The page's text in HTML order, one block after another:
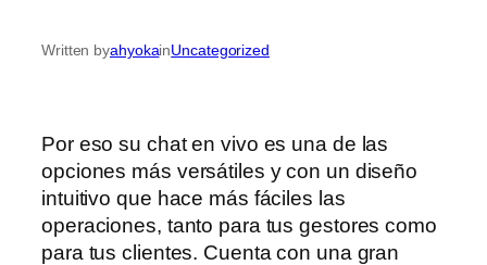
Written byahyokainUncategorized
Por eso su chat en vivo es una de las
opciones más versátiles y con un diseño
intuitivo que hace más fáciles las
operaciones, tanto para tus gestores como
para tus clientes. Cuenta con una gran